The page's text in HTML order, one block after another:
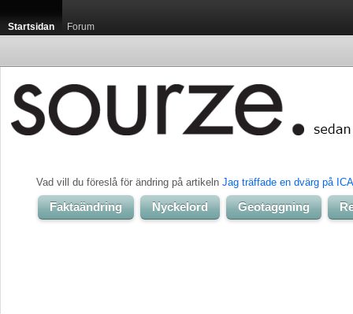
Startsidan Forum
Vad vill du föreslå för ändring på artikeln Jag träffade en dvärg på ICA
Faktaändring Nyckelord Geotaggning